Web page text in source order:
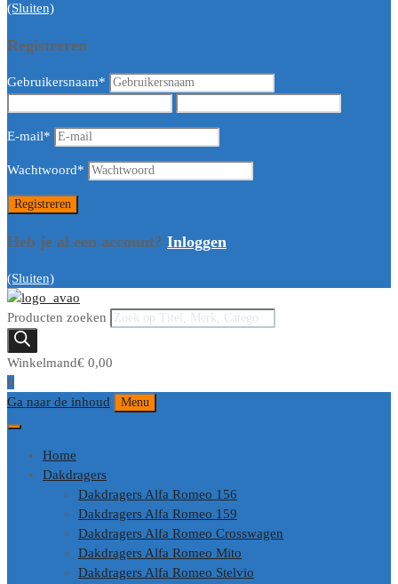
(Sluiten)
Registreren
Gebruikersnaam*
E-mail*
Wachtwoord*
Heb je al een account? Inloggen
(Sluiten)
Producten zoeken
Winkelmand€ 0,00
0
Ga naar de inhoud
Menu
Home
Dakdragers
Dakdragers Alfa Romeo 156
Dakdragers Alfa Romeo 159
Dakdragers Alfa Romeo Crosswagen
Dakdragers Alfa Romeo Mito
Dakdragers Alfa Romeo Stelvio